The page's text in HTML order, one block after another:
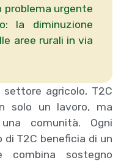
problema urgente
la diminuzione
aree rurali in via
settore agricolo, T2C
solo un lavoro, ma
comunità. Ogni
di T2C beneficia di un
combina sostegno